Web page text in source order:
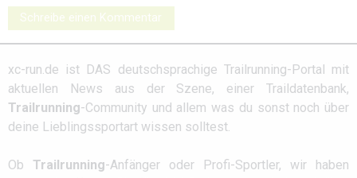
Schreibe einen Kommentar
xc-run.de ist DAS deutschsprachige Trailrunning-Portal mit
aktuellen News aus der Szene, einer Traildatenbank,
Trailrunning-Community und allem was du sonst noch über
deine Lieblingssportart wissen solltest.
Ob Trailrunning-Anfänger oder Profi-Sportler, wir haben